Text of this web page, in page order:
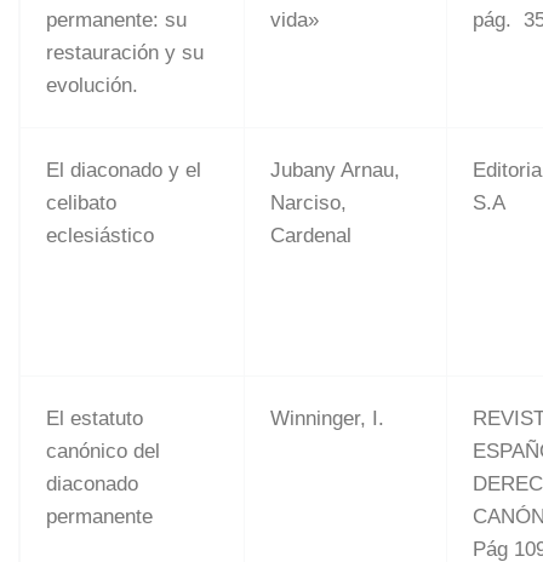
permanente: su
restauración y su
evolución.
vida»
pág.
El diaconado y el
celibato
eclesiástico
Jubany Arnau,
Narciso,
Cardenal
S.A
El estatuto
canónico del
diaconado
permanente
Winninger, I.
Pág